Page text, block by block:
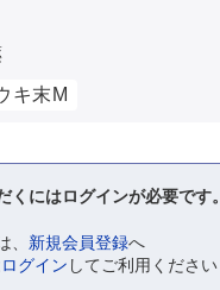
キ末M
にはログインが必要です。
、 新規会員登録へ
ログイン してご利用ください